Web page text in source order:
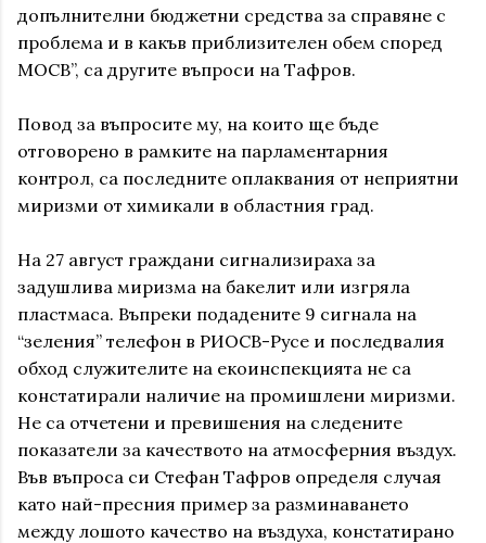
допълнителни бюджетни средства за справяне с
проблема и в какъв приблизителен обем според
МОСВ”, са другите въпроси на Тафров.
Повод за въпросите му, на които ще бъде
отговорено в рамките на парламентарния
контрол, са последните оплаквания от неприятни
миризми от химикали в областния град.
На 27 август граждани сигнализираха за
задушлива миризма на бакелит или изгряла
пластмаса. Въпреки подадените 9 сигнала на
“зеления” телефон в РИОСВ-Русе и последвалия
обход служителите на екоинспекцията не са
констатирали наличие на промишлени миризми.
Не са отчетени и превишения на следените
показатели за качеството на атмосферния въздух.
Във въпроса си Стефан Тафров определя случая
като най-пресния пример за разминаването
между лошото качество на въздуха, констатирано